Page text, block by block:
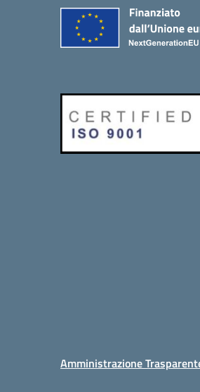
Amministrazione